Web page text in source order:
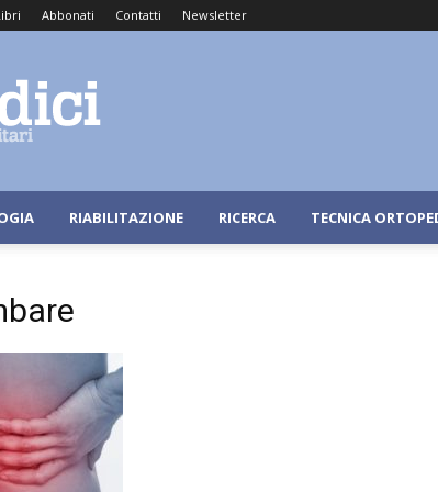
Abbonati Contatti Newsletter
RIABILITAZIONE RICERCA TECNICA